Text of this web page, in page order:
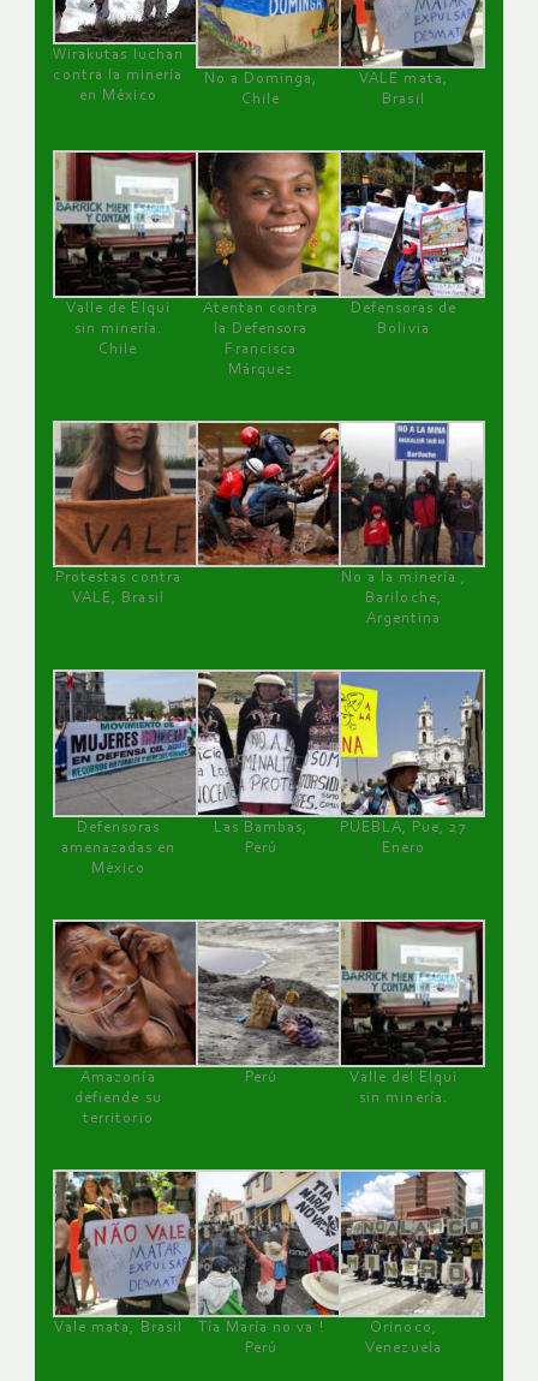
Wirakutas luchan
contra la minería
en México
No a Dominga,
Chile
VALE mata,
Brasil
Valle de Elqui
sin minería.
Chile
Atentan contra
la Defensora
Francisca
Márquez
Defensoras de
Bolivia
Protestas contra
VALE, Brasil
No a la minería ,
Bariloche,
Argentina
Defensoras
amenazadas en
México
Las Bambas,
Perú
PUEBLA, Pue, 27
Enero
Amazonía
defiende su
territorio
Perú
Valle del Elqui
sin minería.
Vale mata, Brasil
Tía María no va !
Perú
Orinoco,
Venezuela